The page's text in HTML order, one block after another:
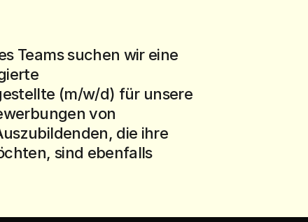
Teams suchen wir eine
(m/w/d) für unsere
von
die ihre
sind ebenfalls